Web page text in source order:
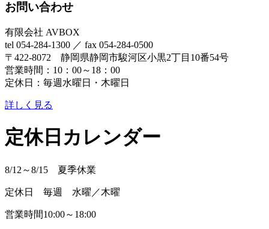
お問い合わせ
有限会社 AVBOX
tel 054-284-1300 ／ fax 054-284-0500
〒422-8072 静岡県静岡市駿河区小黒2丁目10番54号
営業時間：10：00～18：00
定休日：毎週水曜日・木曜日
詳しく見る
定休日カレンダー
8/12～8/15 夏季休業
定休日 毎週 水曜／木曜
営業時間10:00～18:00